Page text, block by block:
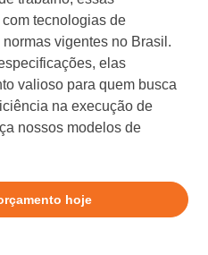
tecnologias de
vigentes no Brasil.
elas
valioso para quem busca
na execução de
nossos modelos de
hoje